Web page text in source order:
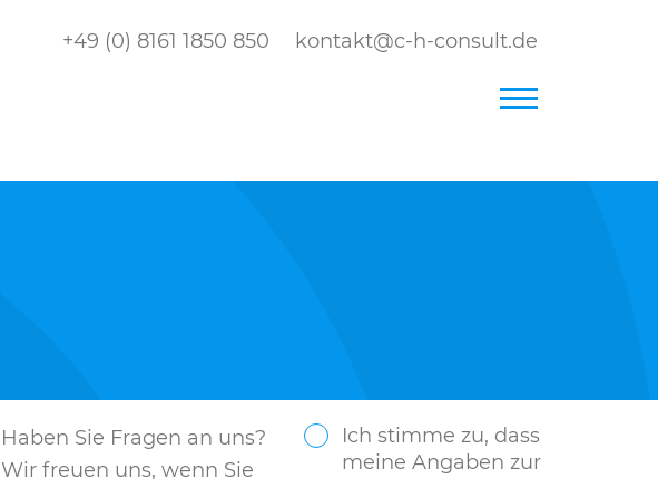
+49 (0) 8161 1850 850 kontakt@c-h-consult.de
Haben Sie Fragen an uns?
Wir freuen uns, wenn Sie
Ich stimme zu, dass
meine Angaben zur